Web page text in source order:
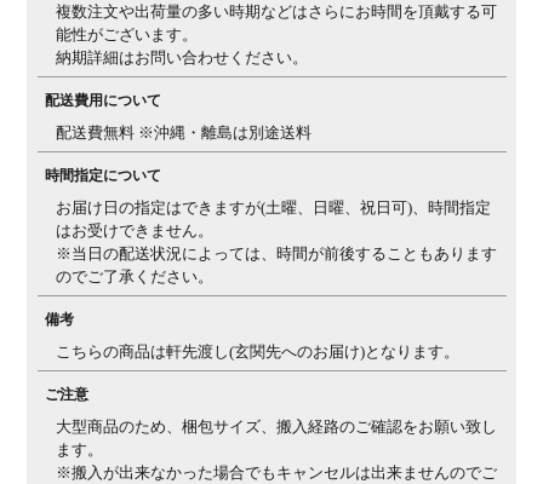
複数注文や出荷量の多い時期などはさらにお時間を頂戴する可
能性がございます。
納期詳細はお問い合わせください。
配送費用について
配送費無料 ※沖縄・離島は別途送料
時間指定について
お届け日の指定はできますが(土曜、日曜、祝日可)、時間指定
はお受けできません。
※当日の配送状況によっては、時間が前後することもあります
のでご了承ください。
備考
こちらの商品は軒先渡し(玄関先へのお届け)となります。
ご注意
大型商品のため、梱包サイズ、搬入経路のご確認をお願い致し
ます。
※搬入が出来なかった場合でもキャンセルは出来ませんのでご